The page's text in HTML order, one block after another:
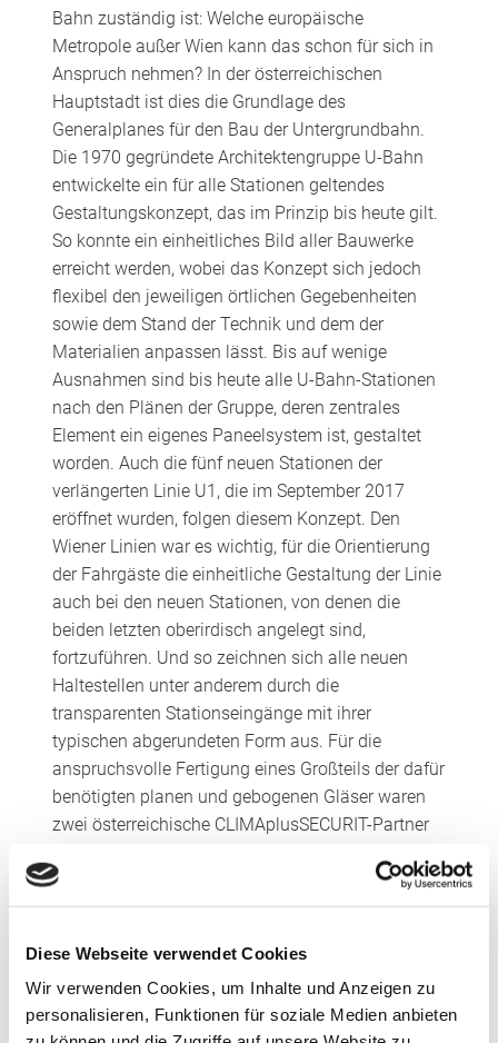
Diese Webseite verwendet Cookies
Wir verwenden Cookies, um Inhalte und Anzeigen zu
personalisieren, Funktionen für soziale Medien anbieten
Bahn zuständig ist: Welche europäische
Metropole außer Wien kann das schon für sich in
Anspruch nehmen? In der österreichischen
Hauptstadt ist dies die Grundlage des
Generalplanes für den Bau der Untergrundbahn.
Die 1970 gegründete Architektengruppe U-Bahn
entwickelte ein für alle Stationen geltendes
Gestaltungskonzept, das im Prinzip bis heute gilt.
So konnte ein einheitliches Bild aller Bauwerke
erreicht werden, wobei das Konzept sich jedoch
flexibel den jeweiligen örtlichen Gegebenheiten
sowie dem Stand der Technik und dem der
Materialien anpassen lässt. Bis auf wenige
Ausnahmen sind bis heute alle U-Bahn-Stationen
nach den Plänen der Gruppe, deren zentrales
Element ein eigenes Paneelsystem ist, gestaltet
worden. Auch die fünf neuen Stationen der
verlängerten Linie U1, die im September 2017
eröffnet wurden, folgen diesem Konzept. Den
Wiener Linien war es wichtig, für die Orientierung
der Fahrgäste die einheitliche Gestaltung der Linie
auch bei den neuen Stationen, von denen die
beiden letzten oberirdisch angelegt sind,
fortzuführen. Und so zeichnen sich alle neuen
Haltestellen unter anderem durch die
transparenten Stationseingänge mit ihrer
typischen abgerundeten Form aus. Für die
anspruchsvolle Fertigung eines Großteils der dafür
benötigten planen und gebogenen Gläser waren
zwei österreichische CLIMAplusSECURIT-Partner
produzierte die planen Scheiben und der
Glasbiege-Spezialist Wenna aus Linz die
Projektes erfolgte über Wenna Glas.
Transparenz durch viel Glas